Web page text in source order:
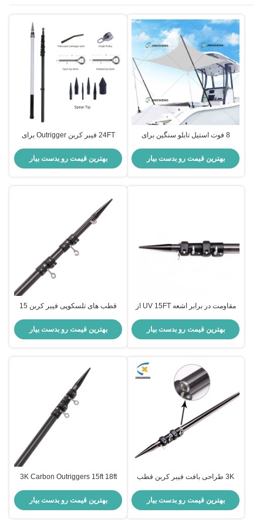
8 فوت استیل تابلو سنگین برای
درخشان
بهترین قیمت رو بدست بیار
24FT فیبر کربن Outrigger برای
برابر خوردگی UV
بهترین قیمت رو بدست بیار
مقاومت در برابر اشعه UV 15FT از
بهترین قیمت رو بدست بیار
قطب های تلسکوپی فیبر کربن 15
بهترین قیمت رو بدست بیار
3K طراحی بافت فیبر کربن قطب
بهترین قیمت رو بدست بیار
3K Carbon Outriggers 15ft 18ft
فروش
بهترین قیمت رو بدست بیار